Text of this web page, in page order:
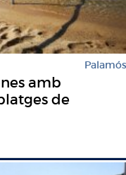
Palamós
amb
de